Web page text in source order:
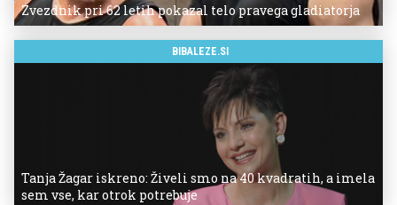
Zvezdnik pri 62 letih pokazal telo pravega gladiatorja
BIBALEZE.SI
Tanja Žagar iskreno: Živeli smo na 40 kvadratih, a imela
sem vse, kar otrok potrebuje